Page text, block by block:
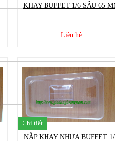
KHAY BUFFET 1/6 SÂU 65
Liên hệ
Chi tiết
NẮP KHAY NHỰA BUFFET